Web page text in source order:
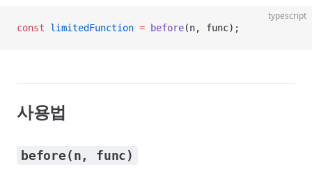
typescript
const limitedFunction = before(n, func);
사용법
before(n, func)